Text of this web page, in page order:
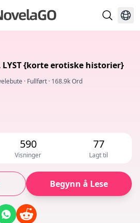
LYST {korte erotiske historier}
· Fullført · 168.9k Ord
590
Visninger
77
Lagt til
Begynn å Lese